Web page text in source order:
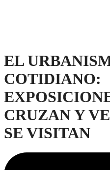
EL
COTIDIANO:
CRUZAN Y
SE VISITAN